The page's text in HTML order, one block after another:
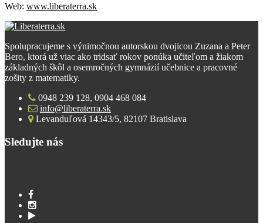
Web: www.liberaterra.sk
Spolupracujeme s výnimočnou autorskou dvojicou Zuzana a Peter
Bero, ktorá už viac ako tridsať rokov ponúka učiteľom a žiakom
základných škôl a osemročných gymnázií učebnice a pracovné
zošity z matematiky.
0948 239 128, 0904 468 084
info@liberaterra.sk
Levanduľová 14343/5, 82107 Bratislava
Sledujte nás